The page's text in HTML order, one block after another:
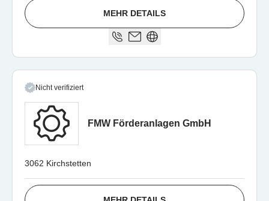
MEHR DETAILS
Nicht verifiziert
FMW Förderanlagen GmbH
3062 Kirchstetten